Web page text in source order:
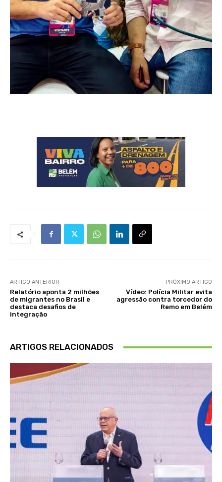
ARTIGO ANTERIOR
Relatório aponta 2 milhões
de migrantes no Brasil e
destaca desafios de
integração
PRÓXIMO ARTIGO
Vídeo: Polícia Militar evita
agressão contra torcedor do
Remo em Belém
ARTIGOS RELACIONADOS